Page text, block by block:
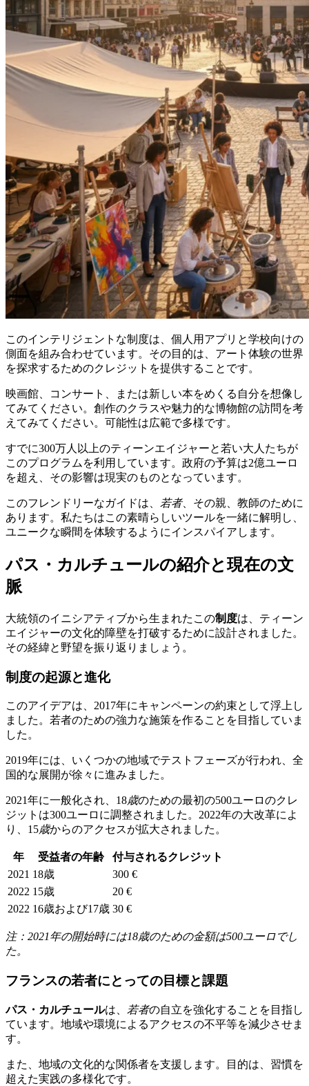
このインテリジェントな制度は、個人用アプリと学校向けの
側面を組み合わせています。その目的は、アート体験の世界
を探求するためのクレジットを提供することです。
映画館、コンサート、または新しい本をめくる自分を想像し
てみてください。創作のクラスや魅力的な博物館の訪問を考
えてみてください。可能性は広範で多様です。
すでに300万人以上のティーンエイジャーと若い大人たちが
このプログラムを利用しています。政府の予算は2億ユーロ
を超え、その影響は現実のものとなっています。
このフレンドリーなガイドは、 若者、その親、教師のために
あります。私たちはこの素晴らしいツールを一緒に解明し、
ユニークな瞬間を体験するようにインスパイアします。
パス・カルチュールの紹介と現在の文
脈
大統領のイニシアティブから生まれたこの制度は、ティーン
エイジャーの文化的障壁を打破するために設計されました。
その経緯と野望を振り返りましょう。
制度の起源と進化
このアイデアは、2017年にキャンペーンの約束として浮上し
ました。若者のための強力な施策を作ることを目指していま
した。
2019年には、いくつかの地域でテストフェーズが行われ、全
国的な展開が徐々に進みました。
2021年に一般化され、18歳のための最初の500ユーロのクレ
ジットは300ユーロに調整されました。2022年の大改革によ
り、15歳からのアクセスが拡大されました。
年 受益者の年齢
付与されるクレジット
2021 18歳
300 €
2022 15歳
20 €
2022 16歳および17歳 30 €
注：2021年の開始時には18歳のための金額は500ユーロでし
た。
フランスの若者にとっての目標と課題
パス・カルチュールは、 若者の自立を強化することを目指し
ています。地域や環境によるアクセスの不平等を減少させま
す。
また、地域の文化的な関係者を支援します。目的は、習慣を
超えた実践の多様化です。